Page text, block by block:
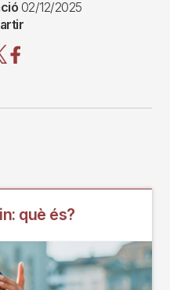
02/12/2025
què és?